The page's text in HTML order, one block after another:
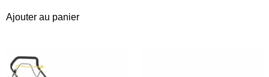
Ajouter au panier